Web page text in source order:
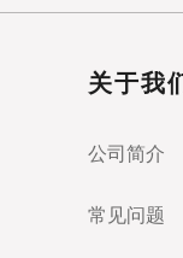
关于我
公司简介
常见问题